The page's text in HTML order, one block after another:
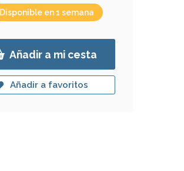
Disponible en 1 semana
Añadir a mi cesta
Añadir a favoritos